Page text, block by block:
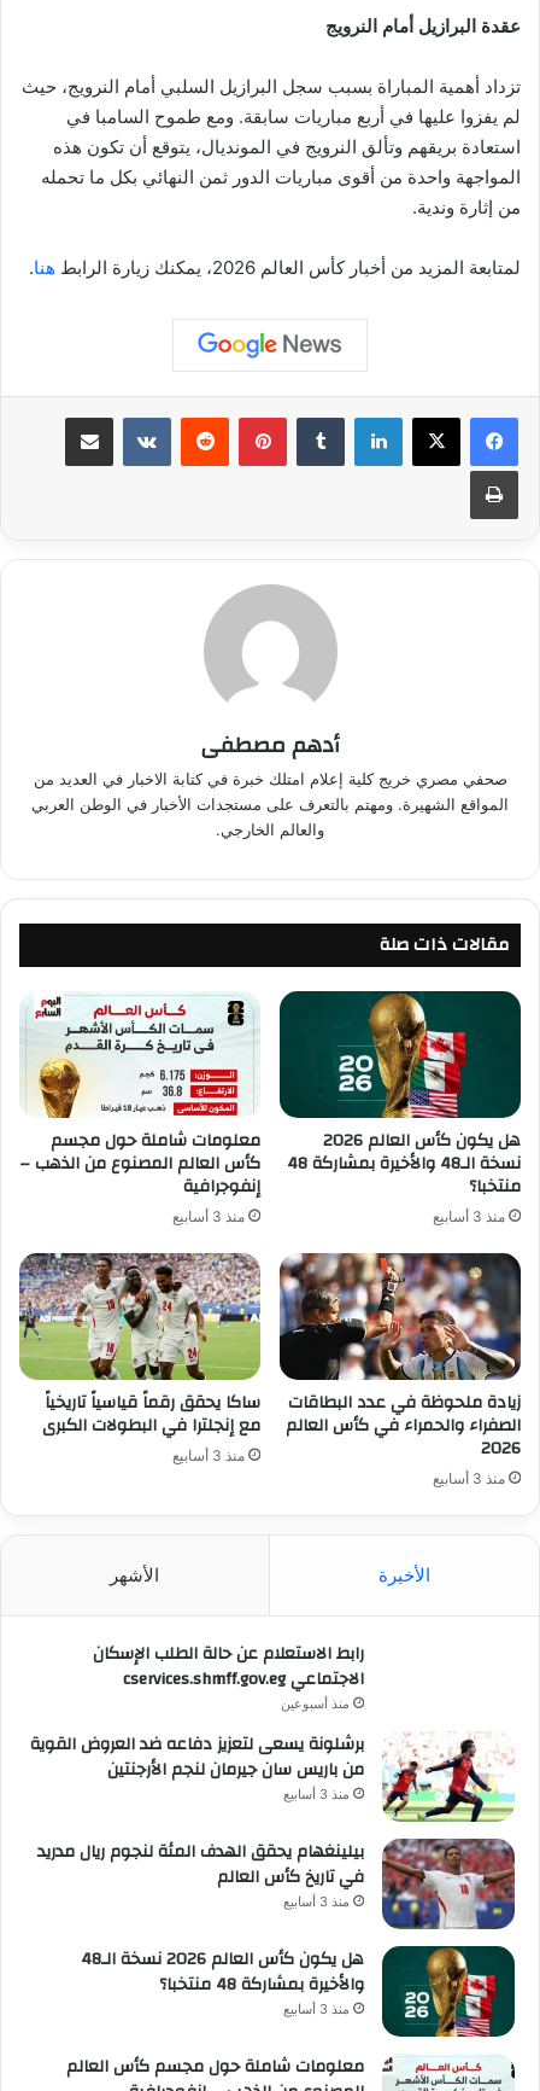
عقدة البرازيل أمام النرويج
تزداد أهمية المباراة بسبب سجل البرازيل السلبي أمام النرويج، حيث
لم يفزوا عليها في أربع مباريات سابقة. ومع طموح السامبا في
استعادة بريقهم وتألق النرويج في المونديال، يتوقع أن تكون هذه
المواجهة واحدة من أقوى مباريات الدور ثمن النهائي بكل ما تحمله
من إثارة وندية.
لمتابعة المزيد من أخبار كأس العالم 2026، يمكنك زيارة الرابط هنا.
لينكدإن بينتيريست مشاركة عبر البريد
طباعة
أدهم مصطفى
صحفي مصري خريج كلية إعلام امتلك خبرة في كتابة الاخبار في العديد من
المواقع الشهيرة. ومهتم بالتعرف على مستجدات الأخبار في الوطن العربي
والعالم الخارجي.
مقالات ذات صلة
هل يكون كأس العالم 2026
نسخة الـ48 والأخيرة بمشاركة 48
منتخبا؟
منذ 3 أسابيع
معلومات شاملة حول مجسم
كأس العالم المصنوع من الذهب –
إنفوجرافية
منذ 3 أسابيع
زيادة ملحوظة في عدد البطاقات
الصفراء والحمراء في كأس العالم
2026
منذ 3 أسابيع
ساكا يحقق رقماً قياسياً تاريخياً
مع إنجلترا في البطولات الكبرى
منذ 3 أسابيع
الأخيرة الأشهر
رابط الاستعلام عن حالة الطلب الإسكان
الاجتماعي cservices.shmff.gov.eg
منذ أسبوعين
برشلونة يسعى لتعزيز دفاعه ضد العروض القوية
من باريس سان جيرمان لنجم الأرجنتين
منذ 3 أسابيع
بيلينغهام يحقق الهدف المئة لنجوم ريال مدريد
في تاريخ كأس العالم
منذ 3 أسابيع
هل يكون كأس العالم 2026 نسخة الـ48
والأخيرة بمشاركة 48 منتخبا؟
منذ 3 أسابيع
معلومات شاملة حول مجسم كأس العالم